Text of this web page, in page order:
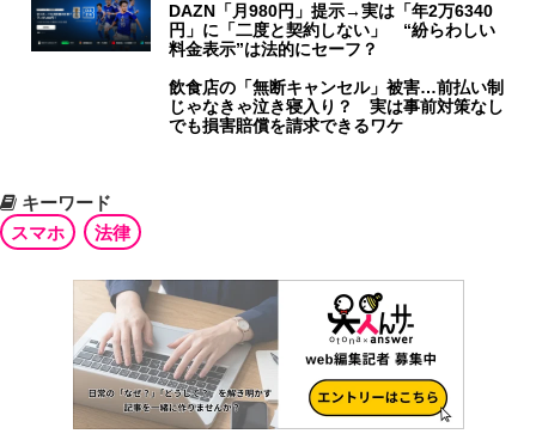
DAZN「月980円」提示→実は「年2万6340
円」に「二度と契約しない」 “紛らわしい
料金表示”は法的にセーフ？
飲食店の「無断キャンセル」被害…前払い制
じゃなきゃ泣き寝入り？ 実は事前対策なし
でも損害賠償を請求できるワケ
キーワード
スマホ
法律